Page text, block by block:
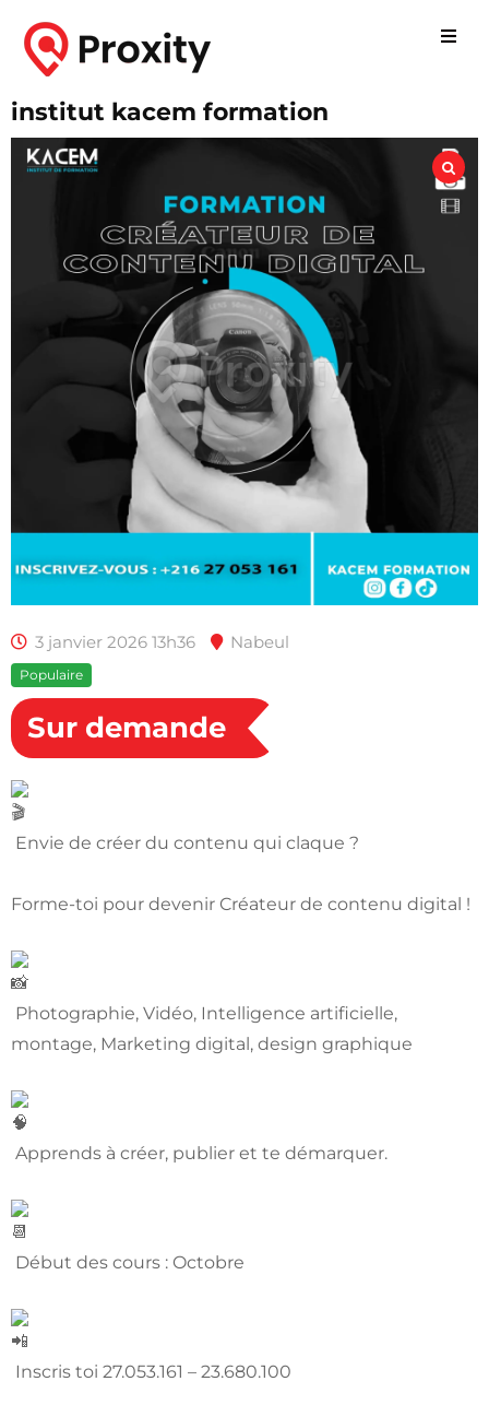
institut kacem formation
3 janvier 2026 13h36 Nabeul
Populaire
Sur demande
Envie de créer du contenu qui claque ?
Forme-toi pour devenir Créateur de contenu digital !
Photographie, Vidéo, Intelligence artificielle,
montage, Marketing digital, design graphique
Apprends à créer, publier et te démarquer.
Début des cours : Octobre
Inscris toi 27.053.161 – 23.680.100